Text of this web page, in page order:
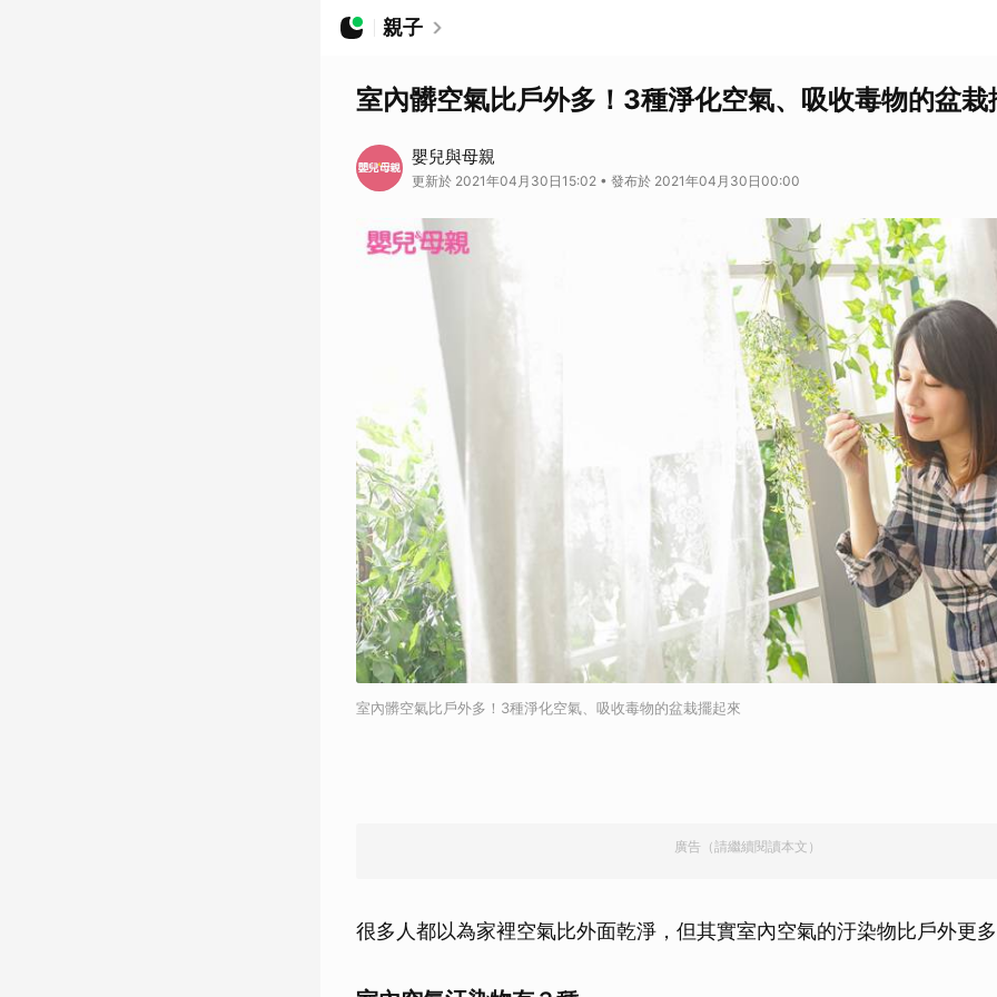
親子
室內髒空氣比戶外多！3種淨化空氣、吸收毒物的盆栽
嬰兒與母親
更新於 2021年04月30日15:02 • 發布於 2021年04月30日00:00
室內髒空氣比戶外多！3種淨化空氣、吸收毒物的盆栽擺起來
廣告（請繼續閱讀本文）
很多人都以為家裡空氣比外面乾淨，但其實室內空氣的汙染物比戶外更